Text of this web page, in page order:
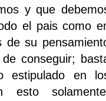
yque
el pais como
de su
conseguir;
estipulado en
esto